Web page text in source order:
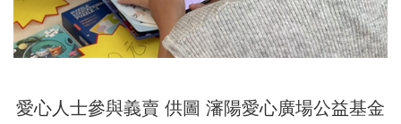
愛心人士參與義賣 供圖 瀋陽愛心廣場公益基金